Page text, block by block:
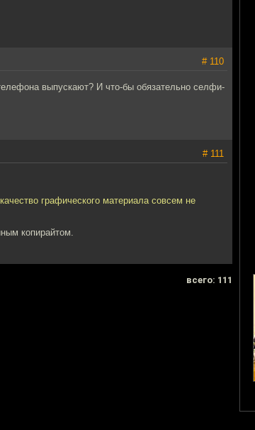
# 110
выпускают? И что-бы обязательно селфи-
# 111
графического материала совсем не
копирайтом.
всего: 111